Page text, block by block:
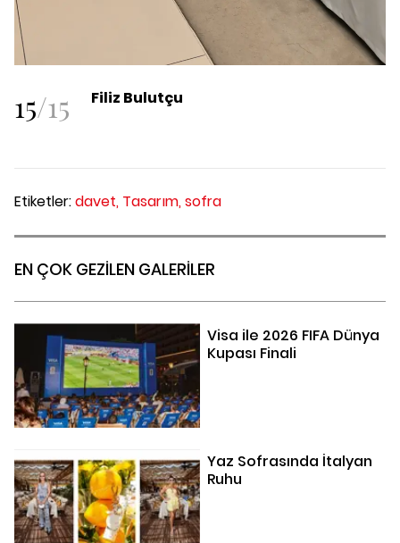
15/15 Filiz Bulutçu
Etiketler:davet, Tasarım,sofra
EN ÇOK GEZİLEN GALERİLER
Visa ile 2026 FIFA Dünya
Kupası Finali
Yaz Sofrasında İtalyan
Ruhu